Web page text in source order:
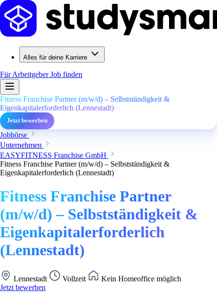
Alles für deine Karriere
Für ArbeitgeberJob finden
Fitness Franchise Partner (m/w/d) – Selbstständigkeit &
Eigenkapitalerforderlich (Lennestadt)
Jetzt bewerben
Jobbörse
Unternehmen
EASYFITNESS Franchise GmbH
Fitness Franchise Partner (m/w/d) – Selbstständigkeit &
Eigenkapitalerforderlich (Lennestadt)
Fitness Franchise Partner
(m/w/d) – Selbstständigkeit &
Eigenkapitalerforderlich
(Lennestadt)
Lennestadt Vollzeit
Kein Homeoffice möglich
Jetzt bewerben